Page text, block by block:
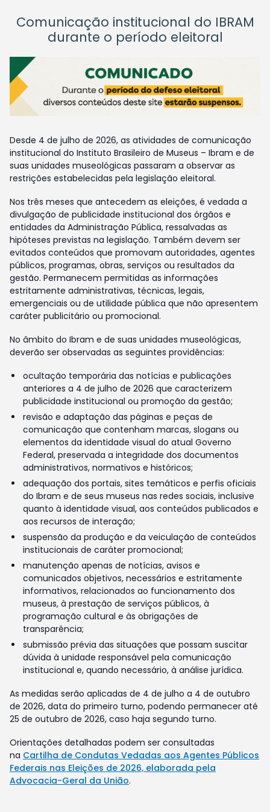
Comunicação institucional do IBRAM
durante o período eleitoral
Desde 4 de julho de 2026, as atividades de comunicação
institucional do Instituto Brasileiro de Museus – Ibram e de
suas unidades museológicas passaram a observar as
restrições estabelecidas pela legislação eleitoral.
Nos três meses que antecedem as eleições, é vedada a
divulgação de publicidade institucional dos órgãos e
entidades da Administração Pública, ressalvadas as
hipóteses previstas na legislação. Também devem ser
evitados conteúdos que promovam autoridades, agentes
públicos, programas, obras, serviços ou resultados da
gestão. Permanecem permitidas as informações
estritamente administrativas, técnicas, legais,
emergenciais ou de utilidade pública que não apresentem
caráter publicitário ou promocional.
No âmbito do Ibram e de suas unidades museológicas,
deverão ser observadas as seguintes providências:
ocultação temporária das notícias e publicações
anteriores a 4 de julho de 2026 que caracterizem
publicidade institucional ou promoção da gestão;
revisão e adaptação das páginas e peças de
comunicação que contenham marcas, slogans ou
elementos da identidade visual do atual Governo
Federal, preservada a integridade dos documentos
administrativos, normativos e históricos;
adequação dos portais, sites temáticos e perfis oficiais
do Ibram e de seus museus nas redes sociais, inclusive
quanto à identidade visual, aos conteúdos publicados e
aos recursos de interação;
suspensão da produção e da veiculação de conteúdos
institucionais de caráter promocional;
manutenção apenas de notícias, avisos e
comunicados objetivos, necessários e estritamente
informativos, relacionados ao funcionamento dos
museus, à prestação de serviços públicos, à
programação cultural e às obrigações de
transparência;
submissão prévia das situações que possam suscitar
dúvida à unidade responsável pela comunicação
institucional e, quando necessário, à análise jurídica.
As medidas serão aplicadas de 4 de julho a 4 de outubro
de 2026, data do primeiro turno, podendo permanecer até
25 de outubro de 2026, caso haja segundo turno.
Orientações detalhadas podem ser consultadas
na Cartilha de Condutas Vedadas aos Agentes Públicos
Federais nas Eleições de 2026, elaborada pela
Advocacia-Geral da União.